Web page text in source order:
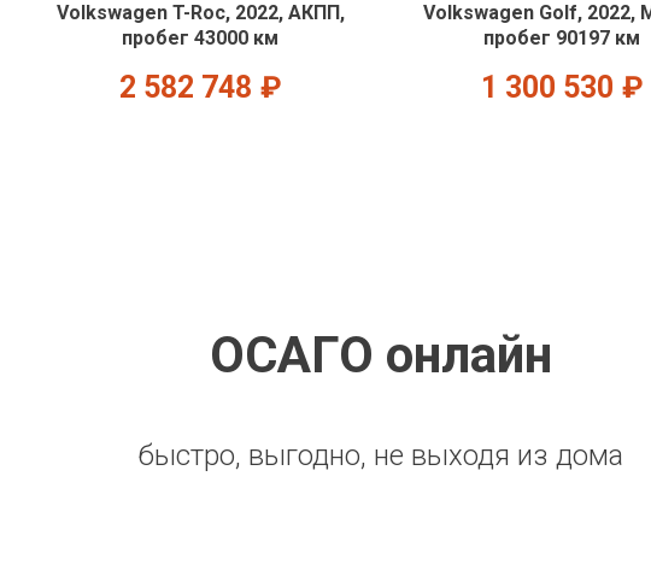
Volkswagen T-Roc, 2022, АКПП,
пробег 43000 км
2 582 748 ₽
Volkswagen Golf, 2022,
пробег 90197 км
1 300 530 ₽
ОСАГО онлайн
быстро, выгодно, не выходя из дома